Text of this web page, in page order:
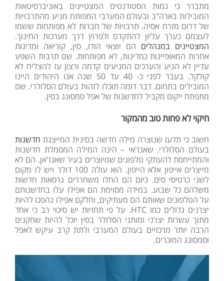
מתברר כי כמות הסטודנטים המצטיינים באוניברסיטאות
המובילות בארה"ב ובעולם המערבי המפותח מגיע מהתרבויות
של דרום מזרח אסיה. תרבויות של חברות לא מפותחות ששמו
לעצמם כערך עליון להתקדם ולפרוץ דרך מערכות החינוך.
המצטיינים במנהלים הם יוצאי הודו, סין, קוריאה ומדינות
אחרות המאופיינות כמדינות, לא מפותחות. שם תרבות השפע
עדיין לא הגיע והערכים המניעים קדמה ורצון עז להצליח לא
קולקל. בעבר לפני כ- 40 עד 50 שנה אנו היהודים היינו
המובילים בתחום. דבר דומה תוכלו לזהות בעולם הסלולרי. שם
מתפתח ייקום מקביל לחדשנות של אפל סמסונג בסין.
חיקוי לא פחות טוב מהמקור
חשוב כי תדעו שנוצרה מילה חדשה בסינית המייצגת חדשנות
בעולם הסלולרי. שאנז'אי – הינה המילה המסמלת חדשנות
והמתייחסת להעתקי טלפונים שמיוצרים בעיר שאנז'אן. הם לא
מייצרים אייפון אלא הייפון. הוא עולה 100 דולר ויש לו מקום
לשני כרטיסי סים. כיום הם החלו משחררים גרסאות חדשות
משלהם כל שבוע. במידה מסוימת הם אפילו עלו בחדשנותם
על הטלפונים שאותם הם מעתיקים, וחלקם אפילו נהפכו להיות
יצרנים גדולים כמו HTC. על פי תחזיות יש סיכוי רב כי אחד
מתוך עשרות יצרני ומותגי הסלולר בסין יוכל להיות שחקנים
הרבה יותר מרכזיים בעולם המערבי ולתת קרב עיקש לאפל
וסמסונג המוכרים.